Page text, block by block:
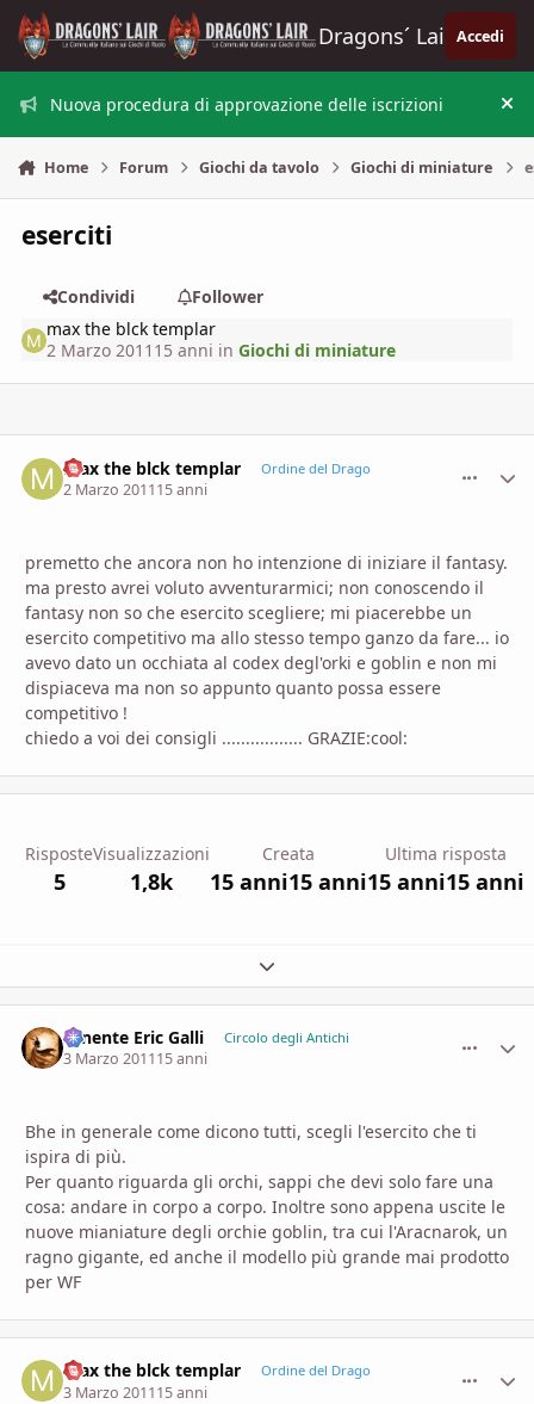
Vai al contenuto
Dragons´ Lair Accedi
Nuova procedura di approvazione delle iscrizioni
Home Forum Giochi da tavolo Giochi di miniature
eserciti
Condividi
Follower
max the blck templar
2 Marzo 2011 15 anni inGiochi di miniature
max the blck templar Ordine del Drago
2 Marzo 201115 anni
premetto che ancora non ho intenzione di iniziare il fantasy.
ma presto avrei voluto avventurarmici; non conoscendo il
fantasy non so che esercito scegliere; mi piacerebbe un
esercito competitivo ma allo stesso tempo ganzo da fare... io
avevo dato un occhiata al codex degl'orki e goblin e non mi
dispiaceva ma non so appunto quanto possa essere
competitivo !
chiedo a voi dei consigli ................. GRAZIE:cool:
Risposte
5
Visualizzazioni
1,8k
Creata
15 anni15 anni
Ultima risposta
15 anni15 anni
Espandi panoramica del topic
Tenente Eric Galli Circolo degli Antichi
3 Marzo 201115 anni
Bhe in generale come dicono tutti, scegli l'esercito che ti
ispira di più.
Per quanto riguarda gli orchi, sappi che devi solo fare una
cosa: andare in corpo a corpo. Inoltre sono appena uscite le
nuove mianiature degli orchie goblin, tra cui l'Aracnarok, un
ragno gigante, ed anche il modello più grande mai prodotto
per WF
max the blck templar Ordine del Drago
3 Marzo 201115 anni